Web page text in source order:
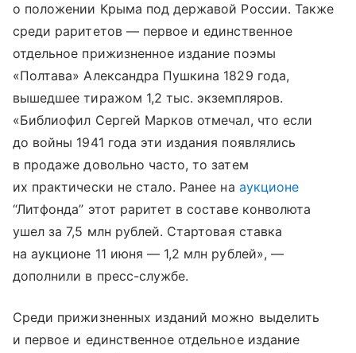
о положении Крыма под державой России. Также
среди раритетов — первое и единственное
отдельное прижизненное издание поэмы
«Полтава» Александра Пушкина 1829 года,
вышедшее тиражом 1,2 тыс. экземпляров.
«Библиофил Сергей Марков отмечал, что если
до войны 1941 года эти издания появлялись
в продаже довольно часто, то затем
их практически не стало. Ранее на аукционе
“Литфонда” этот раритет в составе конволюта
ушел за 7,5 млн рублей. Стартовая ставка
на аукционе 11 июня — 1,2 млн рублей», —
дополнили в пресс-службе.
Среди прижизненных изданий можно выделить
и первое и единственное отдельное издание